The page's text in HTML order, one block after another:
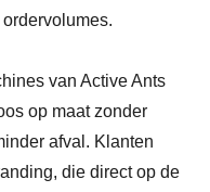
van Active Ants
op maat zonder
afval. Klanten
die direct op de